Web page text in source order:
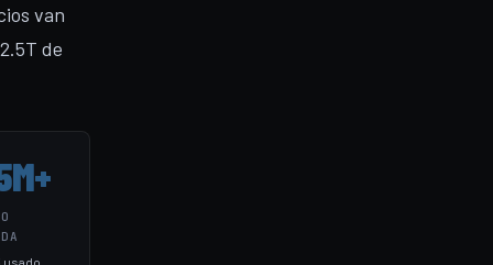
van
de
usado